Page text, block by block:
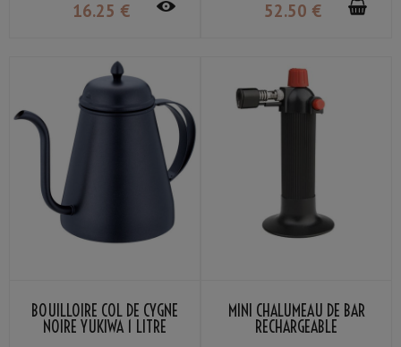
16.25 € 52.50 €
BOUILLOIRE COL DE CYGNE
NOIRE YUKIWA 1 LITRE
MINI CHALUMEAU DE BAR
RECHARGEABLE